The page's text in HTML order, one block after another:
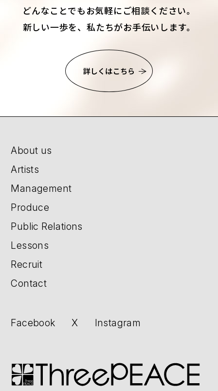
どんなことでもお気軽にご相談ください。
新しい一歩を、私たちがお手伝いします。
詳しくはこちら
About us
Artists
Management
Produce
Public Relations
Lessons
Recruit
Contact
Facebook X Instagram